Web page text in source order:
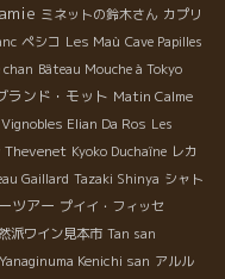
ミネットの鈴木さん カプリ
ペシコ Les Maù Cave Papilles
chan Bâteau Mouche à Tokyo
ランド・モット Matin Calme
Vignobles Elian Da Ros Les
Thevenet Kyoko Duchaîne レカ
Gaillard Tazaki Shinya シャト
ツアー プイイ・フィッセ
派ワイン見本市 Tan san
Yanaginuma Kenichi san アルル